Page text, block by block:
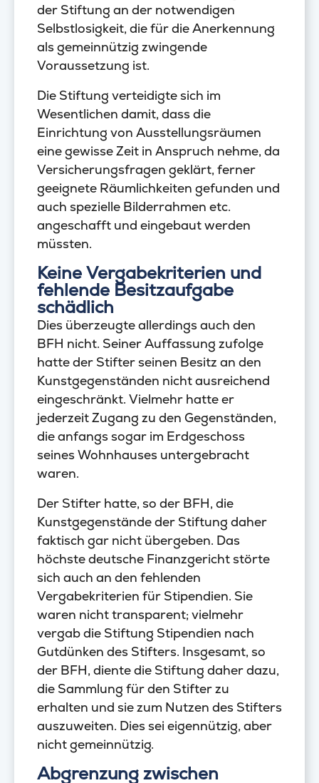
der Stiftung an der notwendigen
Selbstlosigkeit, die für die Anerkennung
als gemeinnützig zwingende
Voraussetzung ist.
Die Stiftung verteidigte sich im
Wesentlichen damit, dass die
Einrichtung von Ausstellungsräumen
eine gewisse Zeit in Anspruch nehme, da
Versicherungsfragen geklärt, ferner
geeignete Räumlichkeiten gefunden und
auch spezielle Bilderrahmen etc.
angeschafft und eingebaut werden
müssten.
Keine Vergabekriterien und
fehlende Besitzaufgabe
schädlich
Dies überzeugte allerdings auch den
BFH nicht. Seiner Auffassung zufolge
hatte der Stifter seinen Besitz an den
Kunstgegenständen nicht ausreichend
eingeschränkt. Vielmehr hatte er
jederzeit Zugang zu den Gegenständen,
die anfangs sogar im Erdgeschoss
seines Wohnhauses untergebracht
waren.
Der Stifter hatte, so der BFH, die
Kunstgegenstände der Stiftung daher
faktisch gar nicht übergeben. Das
höchste deutsche Finanzgericht störte
sich auch an den fehlenden
Vergabekriterien für Stipendien. Sie
waren nicht transparent; vielmehr
vergab die Stiftung Stipendien nach
Gutdünken des Stifters. Insgesamt, so
der BFH, diente die Stiftung daher dazu,
die Sammlung für den Stifter zu
erhalten und sie zum Nutzen des Stifters
auszuweiten. Dies sei eigennützig, aber
nicht gemeinnützig.
Abgrenzung zwischen